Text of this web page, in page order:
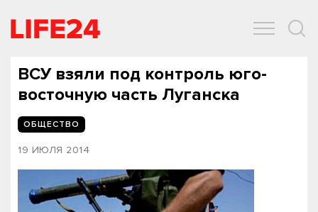
ВСУ взяли под контроль юго-
восточную часть Луганска
ОБЩЕСТВО
19 ИЮЛЯ 2014